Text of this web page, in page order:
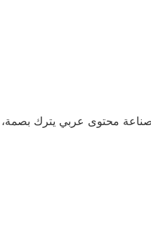
صناعة محتوى عربي يترك بصمة،